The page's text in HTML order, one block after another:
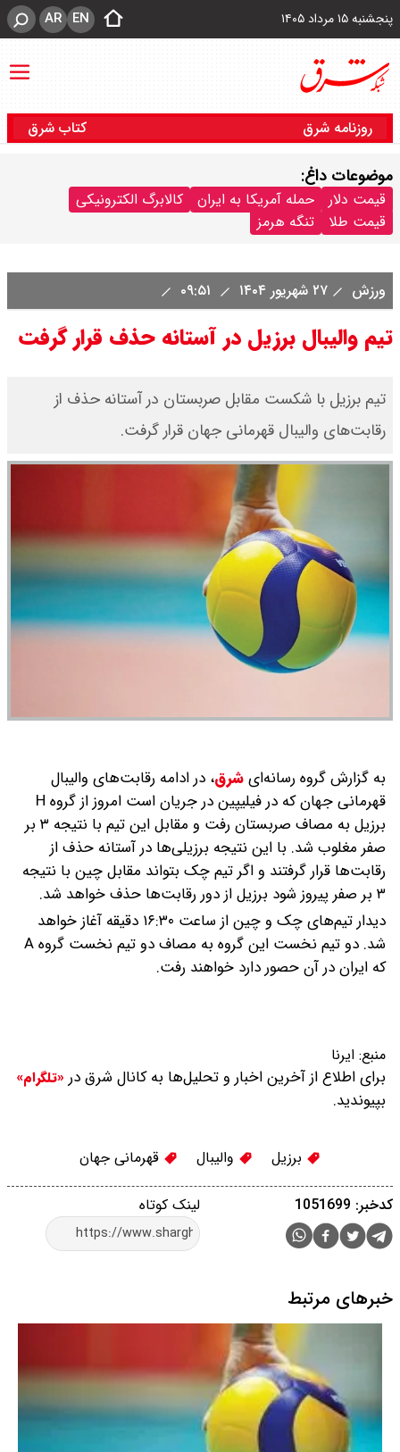
پنجشنبه ۱۵ مرداد ۱۴۰۵ EN
AR
روزنامه شرق کتاب شرق
موضوعات داغ:
قیمت دلار حمله آمریکا به ایران
کالابرگ الکترونیکی
قیمت طلا
تنگه هرمز
ورزش ۲۷ شهریور ۱۴۰۴
تیم والیبال برزیل در آستانه حذف قرار گرفت
تیم برزیل با شکست مقابل صربستان در آستانه حذف از
رقابت‌های والیبال قهرمانی جهان قرار گرفت.
به گزارش گروه رسانه‌ایشرق، در ادامه رقابت‌های والیبال
قهرمانی جهان که در فیلیپین در جریان است امروز از گروه H
برزیل به مصاف صربستان رفت و مقابل این تیم با نتیجه ۳ بر
صفر مغلوب شد. با این نتیجه برزیلی‌ها در آستانه حذف از
رقابت‌ها قرار گرفتند و اگر تیم چک بتواند مقابل چین با نتیجه
۳ بر صفر پیروز شود برزیل از دور رقابت‌ها حذف خواهد شد.
دیدار تیم‌های چک و چین از ساعت ۱۶:۳۰ دقیقه آغاز خواهد
شد. دو تیم نخست این گروه به مصاف دو تیم نخست گروه A
که ایران در آن حصور دارد خواهند رفت.
منبع: ایرنا
برای اطلاع از آخرین اخبار و تحلیل‌ها به کانال شرق در «تلگرام»
بپیوندید.
برزیل والیبال قهرمانی جهان
لینک کوتاه کدخبر: 1051699
خبرهای مرتبط